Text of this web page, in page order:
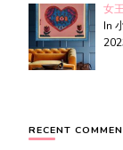
女
In
RECENT